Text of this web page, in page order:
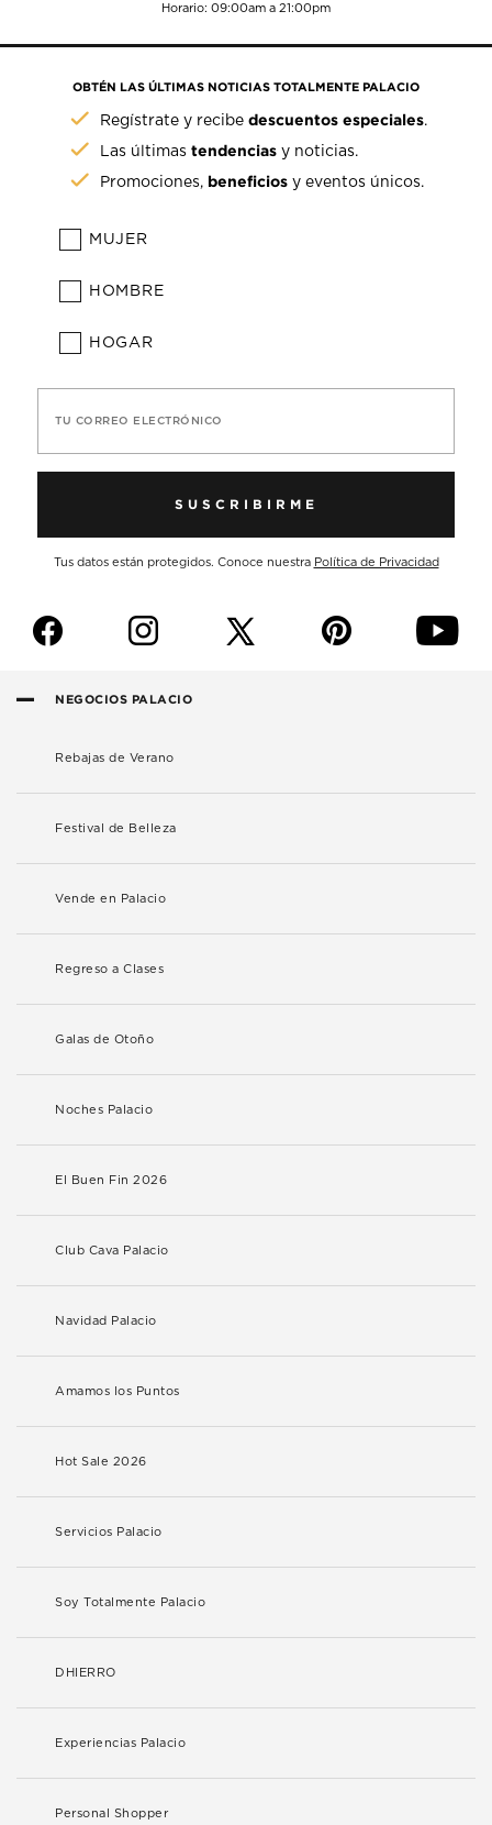
Horario: 09:00am a 21:00pm
OBTÉN LAS ÚLTIMAS NOTICIAS TOTALMENTE PALACIO
Regístrate y recibedescuentos especiales.
Las últimastendencias y noticias.
Promociones, beneficios y eventos únicos.
MUJER
HOMBRE
HOGAR
TU CORREO ELECTRÓNICO
SUSCRIBIRME
Tus datos están protegidos. Conoce nuestra Política de Privacidad
f i p y
NEGOCIOS PALACIO
Rebajas de Verano
Festival de Belleza
Vende en Palacio
Regreso a Clases
Galas de Otoño
Noches Palacio
El Buen Fin 2026
Club Cava Palacio
Navidad Palacio
Amamos los Puntos
Hot Sale 2026
Servicios Palacio
Soy Totalmente Palacio
DHIERRO
Experiencias Palacio
Personal Shopper